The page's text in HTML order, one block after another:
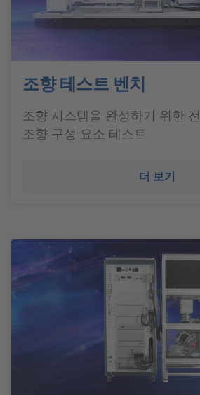
조향 테스트 벤치
조향 시스템을 완성하기 위한
조향 구성 요소 테스트
더 보기